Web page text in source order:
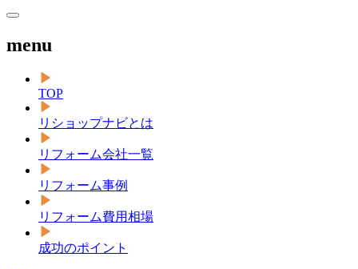
menu
TOP
リショップナビとは
リフォーム会社一覧
リフォーム事例
リフォーム費用相場
成功のポイント